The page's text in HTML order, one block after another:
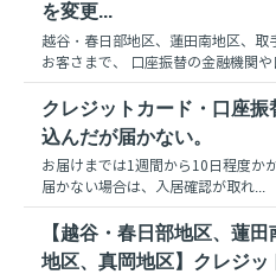
を変更...
越谷・春日部地区、蓮田南地区、
お客さまで、 口座振替の金融機関や
クレジットカード・口座振
込んだが届かない。
お届けまでは1週間から10日程度か
届かない場合は、入居確認が取れ...
【越谷・春日部地区、蓮
地区、真岡地区】クレジ